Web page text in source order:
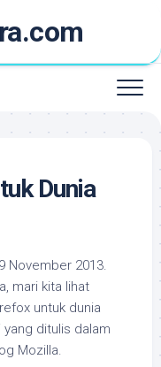
Dunia
November 2013.
mari kita lihat
untuk dunia
ditulis dalam
Mozilla.